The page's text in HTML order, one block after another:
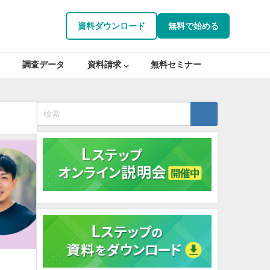
資料ダウンロード 無料で始める
調査データ 資料請求 ⌵ 無料セミナー